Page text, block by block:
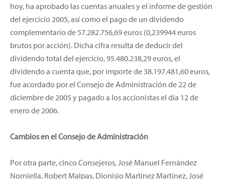
hoy, ha aprobado las cuentas anuales y el informe de gestión
del ejercicio 2005, así como el pago de un dividendo
complementario de 57.282.756,69 euros (0,239944 euros
brutos por acción). Dicha cifra resulta de deducir del
dividendo total del ejercicio, 95.480.238,29 euros, el
dividendo a cuenta que, por importe de 38.197.481,60 euros,
fue acordado por el Consejo de Administración de 22 de
diciembre de 2005 y pagado a los accionistas el día 12 de
enero de 2006.
Cambios en el Consejo de Administración
Por otra parte, cinco Consejeros, José Manuel Fernández
Norniella, Robert Malpas, Dionisio Martínez Martínez, José